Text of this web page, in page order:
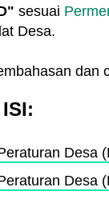
sesuai
Desa.
dan
Desa
Desa